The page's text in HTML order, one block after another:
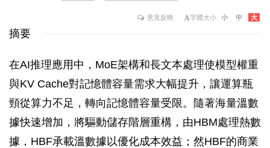
意見反映 字體大小 小 中 大
摘要
在AI推理應用中，MoE架構和長文本處理使模型權重
與KV Cache對記憶體容量需求大幅提升，讓運算瓶
頸從算力不足，轉向記憶體容量受限。隨著海量溫數
據快速增加，將驅動儲存階層重構，由HBM處理熱數
據，HBF承載溫數據以優化成本效益；然HBF的商業